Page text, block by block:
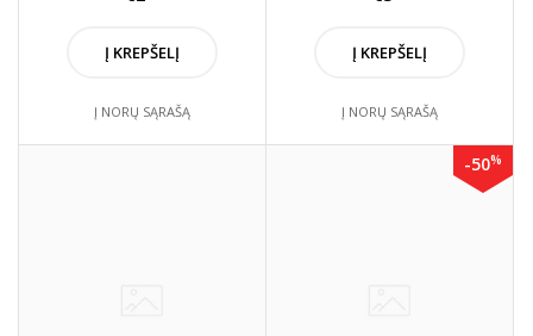
Į KREPŠELĮ
Į NORŲ SĄRAŠĄ
Į KREPŠELĮ
Į NORŲ SĄRAŠĄ
-50%